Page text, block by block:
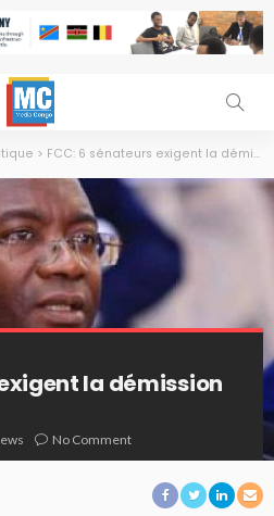
> FCC: 6 sénateurs exigent la démission de Mwilanya
la démission
No Comment